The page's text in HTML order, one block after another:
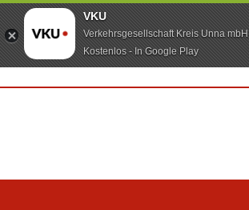
VKU
Verkehrsgesellschaft Kreis Unna mbH
Kostenlos - In Google Play